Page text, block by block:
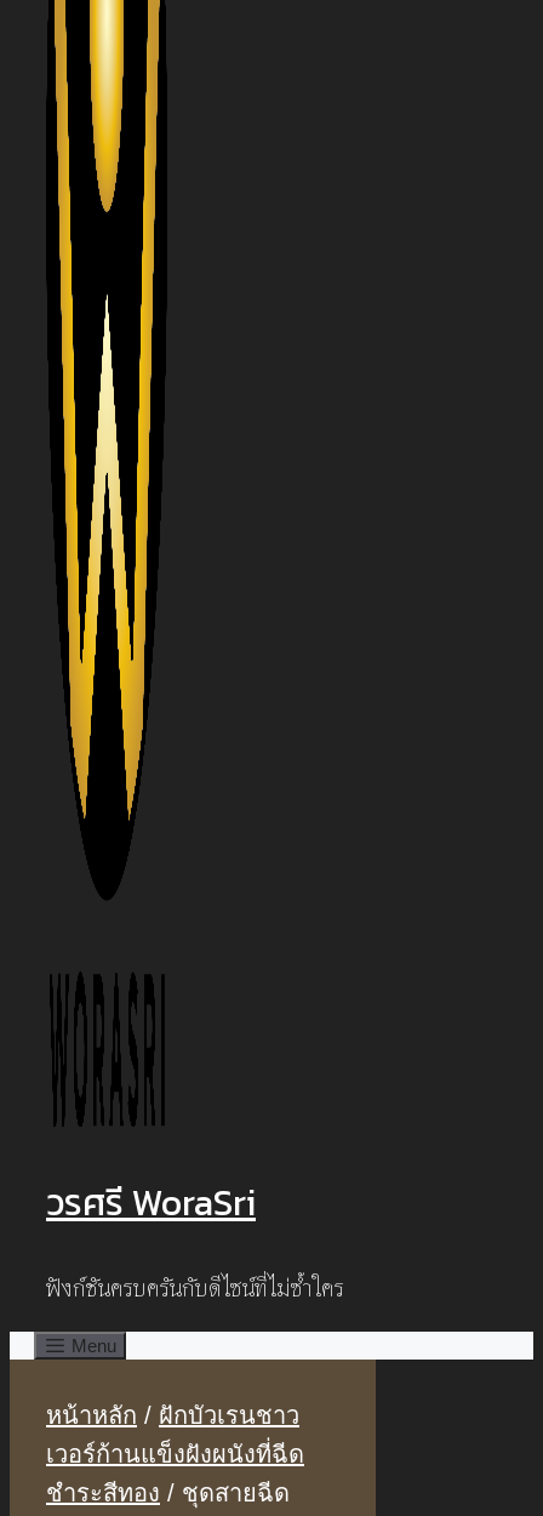
วรศรี WoraSri
ฟังก์ชันครบครันกับดีไซน์ที่ไม่ซ้ำใคร
Menu
หน้าหลัก / ฝักบัวเรนชาว
เวอร์ก้านแข็งฝังผนังที่ฉีด
ชำระสีทอง / ชุดสายฉีด